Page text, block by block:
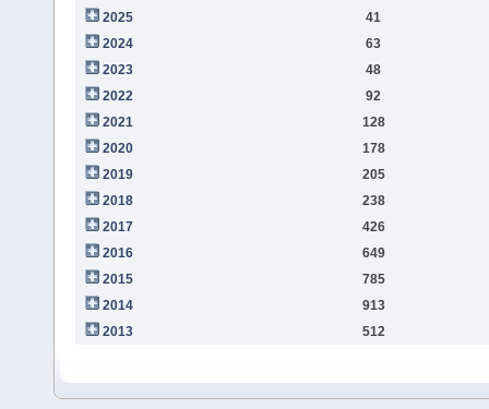
2025
41
2024
63
2023
48
2022
92
2021
128
2020
178
2019
205
2018
238
2017
426
2016
649
2015
785
2014
913
2013
512